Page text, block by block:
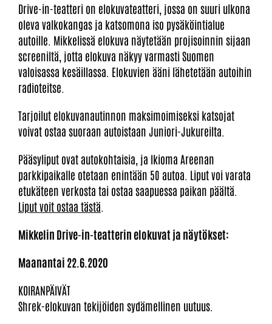
Drive-in-teatteri on elokuvateatteri, jossa on suuri ulkona
oleva valkokangas ja katsomona iso pysäköintialue
autoille. Mikkelissä elokuva näytetään projisoinnin sijaan
screeniltä, jotta elokuva näkyy varmasti Suomen
valoisassa kesäillassa. Elokuvien ääni lähetetään autoihin
radioteitse.
Tarjoilut elokuvanautinnon maksimoimiseksi katsojat
voivat ostaa suoraan autoistaan Juniori-Jukureilta.
Pääsyliput ovat autokohtaisia, ja Ikioma Areenan
parkkipaikalle otetaan enintään 50 autoa. Liput voi varata
etukäteen verkosta tai ostaa saapuessa paikan päältä.
Liput voit ostaa tästä
Mikkelin Drive-in-teatterin elokuvat ja näytökset:
Maanantai 22.6.2020
KOIRANPÄIVÄT
Shrek-elokuvan tekijöiden sydämellinen uutuus.